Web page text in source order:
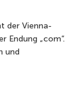
der Vienna-
Endung „com“.
und